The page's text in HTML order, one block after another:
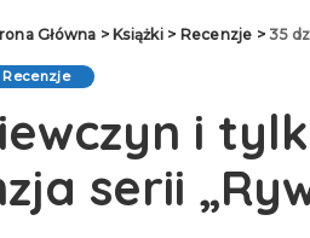
Główna > Książki> Recenzje >35
Recenzje
i
serii